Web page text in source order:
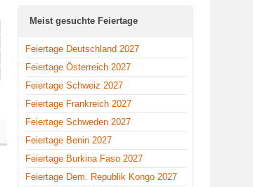
Meist gesuchte Feiertage
Feiertage Deutschland 2027
Feiertage Österreich 2027
Feiertage Schweiz 2027
Feiertage Frankreich 2027
Feiertage Schweden 2027
Feiertage Benin 2027
Feiertage Burkina Faso 2027
Feiertage Dem. Republik Kongo 2027